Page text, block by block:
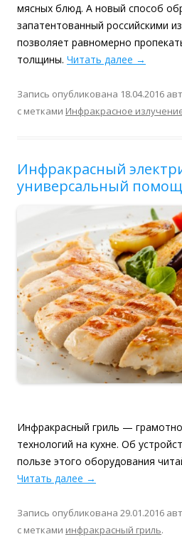
мясных блюд. А новый способ
запатентованный российскими
позволяет равномерно
толщины. Читать далее →
Запись опубликована 18.04.2016
с метками Инфракрасное
Инфракрасный
универсальный
Инфракрасный гриль —
технологий на кухне. Об
пользе этого оборудования
Читать далее →
Запись опубликована 29.01.2016
с метками инфракрасный гриль.